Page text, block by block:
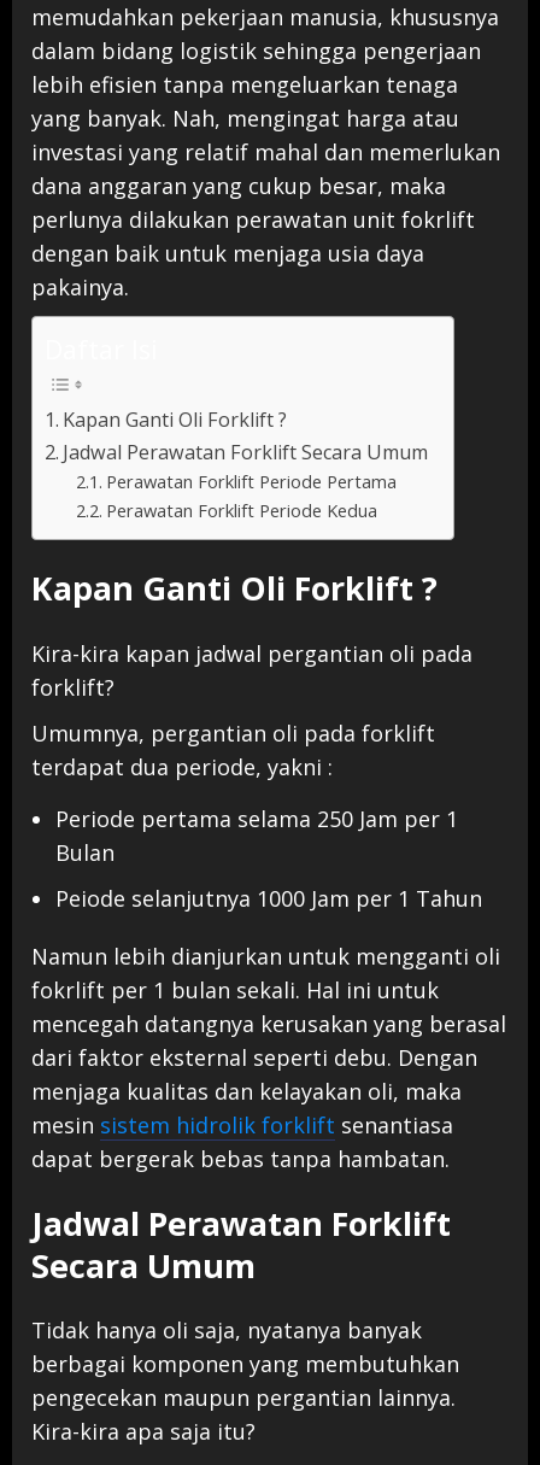
memudahkan pekerjaan manusia, khususnya
dalam bidang logistik sehingga pengerjaan
lebih efisien tanpa mengeluarkan tenaga
yang banyak. Nah, mengingat harga atau
investasi yang relatif mahal dan memerlukan
dana anggaran yang cukup besar, maka
perlunya dilakukan perawatan unit fokrlift
dengan baik untuk menjaga usia daya
pakainya.
Kapan Ganti Oli Forklift ?
Jadwal Perawatan Forklift Secara Umum
Perawatan Forklift Periode Pertama
Perawatan Forklift Periode Kedua
Kapan Ganti Oli Forklift ?
Kira-kira kapan jadwal pergantian oli pada
forklift?
Umumnya, pergantian oli pada forklift
terdapat dua periode, yakni :
Periode pertama selama 250 Jam per 1
Bulan
Peiode selanjutnya 1000 Jam per 1 Tahun
Namun lebih dianjurkan untuk mengganti oli
fokrlift per 1 bulan sekali. Hal ini untuk
mencegah datangnya kerusakan yang berasal
dari faktor eksternal seperti debu. Dengan
menjaga kualitas dan kelayakan oli, maka
mesin sistem hidrolik forklift senantiasa
dapat bergerak bebas tanpa hambatan.
Jadwal Perawatan Forklift
Secara Umum
Tidak hanya oli saja, nyatanya banyak
berbagai komponen yang membutuhkan
pengecekan maupun pergantian lainnya.
Kira-kira apa saja itu?